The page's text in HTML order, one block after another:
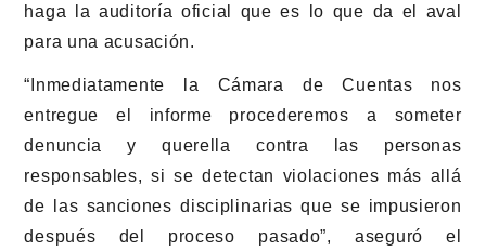
haga la auditoría oficial que es lo que da el aval
para una acusación.
“Inmediatamente la Cámara de Cuentas nos
entregue el informe procederemos a someter
denuncia y querella contra las personas
responsables, si se detectan violaciones más allá
de las sanciones disciplinarias que se impusieron
después del proceso pasado”, aseguró el